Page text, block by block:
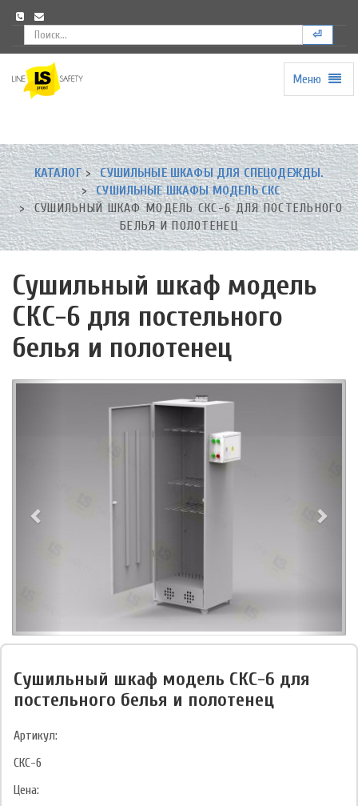
⏎
to
homepage
Меню
КАТАЛОГ
СУШИЛЬНЫЕ ШКАФЫ ДЛЯ СПЕЦОДЕЖДЫ.
СУШИЛЬНЫЕ ШКАФЫ МОДЕЛЬ СКС
СУШИЛЬНЫЙ ШКАФ МОДЕЛЬ СКС-6 ДЛЯ ПОСТЕЛЬНОГО
БЕЛЬЯ И ПОЛОТЕНЕЦ
Сушильный шкаф модель
СКС-6 для постельного
белья и полотенец
Сушильный шкаф модель СКС-6 для
постельного белья и полотенец
Артикул:
СКС-6
Цена: